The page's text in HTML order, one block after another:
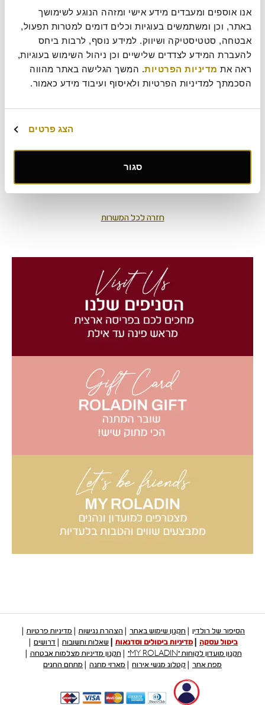
ראה את מדיניות הפרטיות
הסכמתך למדיניות הפרטיות ולאיסוף ועיבוד מידע כאמור.
הצג פרטים
סגור
בעת שליחת טופס זה אני מאשר/ת כי קראתי את מדיניות
הפרטיותשל רולדין
עוד משהו נחמד שכדאי שנדע עלייך?
חזרה לכל המשרות
הסיפור של רולדין תקנון שימוש באתר הצהרת נגישות
מדיניות פרטיות
ביטול עסקה
מדיניות ביטולים וסדנאות שאלות ותשובות
דרושים
תקנון מועדון לקוחות "MY ROLADIN"
תקנון מדיניות מצלמות אבטחה
מפת אתר
קטלוג מגשי אירוח מארזי מתנה מתחם החגים